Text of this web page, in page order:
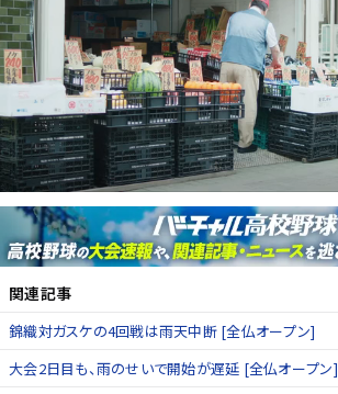
関連記事
錦織対ガスケの4回戦は雨天中断 [全仏オープン]
大会2日目も、雨のせいで開始が遅延 [全仏オープン]